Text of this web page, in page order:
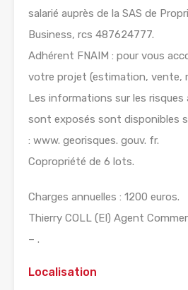
salarié auprès de la SAS de
Business, rcs 487624777.
Adhérent FNAIM : pour vous
votre projet (estimation, vente,
Les informations sur les risques
sont exposés sont disponibles
: www. georisques. gouv. fr.
Copropriété de 6 lots.
Charges annuelles : 1200 euros.
Thierry COLL (EI) Agent
– .
Localisation